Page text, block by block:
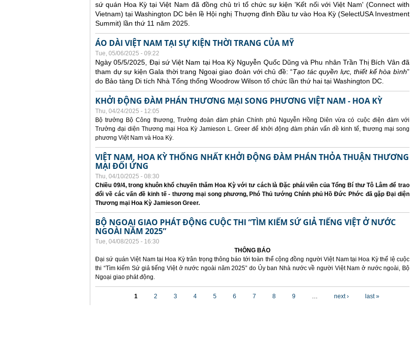
sứ quán Hoa Kỳ tại Việt Nam đã đồng chủ trì tổ chức sự kiện 'Kết nối với Việt Nam' (Connect with
Vietnam) tại Washington DC bên lề Hội nghị Thượng đỉnh Đầu tư vào Hoa Kỳ (SelectUSA Investment
Summit) lần thứ 11 năm 2025.
ÁO DÀI VIỆT NAM TẠI SỰ KIỆN THỜI TRANG CỦA MỸ
Tue, 05/06/2025 - 09:22
Ngày 05/5/2025, Đại sứ Việt Nam tại Hoa Kỳ Nguyễn Quốc Dũng và Phu nhân Trần Thị Bích Vân đã
tham dự sự kiện Gala thời trang Ngoại giao đoàn với chủ đề: “Tạo tác quyền lực, thiết kế hòa bình”
do Bảo tàng Di tích Nhà Tổng thống Woodrow Wilson tổ chức lần thứ hai tại Washington DC.
KHỞI ĐỘNG ĐÀM PHÁN THƯƠNG MẠI SONG PHƯƠNG VIỆT NAM - HOA KỲ
Thu, 04/24/2025 - 12:05
Bộ trưởng Bộ Công thương, Trưởng đoàn đàm phán Chính phủ Nguyễn Hồng Diên vừa có cuộc điện đàm với
Trưởng đại diện Thương mại Hoa Kỳ Jamieson L. Greer để khởi động đàm phán vấn đề kinh tế, thương mại song
phương Việt Nam và Hoa Kỳ.
VIỆT NAM, HOA KỲ THỐNG NHẤT KHỞI ĐỘNG ĐÀM PHÁN THỎA THUẬN THƯƠNG
MẠI ĐỐI ỨNG
Thu, 04/10/2025 - 08:30
Chiều 09/4, trong khuôn khổ chuyến thăm Hoa Kỳ với tư cách là Đặc phái viên của Tổng Bí thư Tô Lâm để trao
đổi về các vấn đề kinh tế - thương mại song phương, Phó Thủ tướng Chính phủ Hồ Đức Phớc đã gặp Đại diện
Thương mại Hoa Kỳ Jamieson Greer.
BỘ NGOẠI GIAO PHÁT ĐỘNG CUỘC THI “TÌM KIẾM SỨ GIẢ TIẾNG VIỆT Ở NƯỚC
NGOÀI NĂM 2025”
Tue, 04/08/2025 - 16:30
THÔNG BÁO
Đại sứ quán Việt Nam tại Hoa Kỳ trân trọng thông báo tới toàn thể cộng đồng người Việt Nam tại Hoa Kỳ thể lệ cuộc
thi “Tìm kiếm Sứ giả tiếng Việt ở nước ngoài năm 2025” do Ủy ban Nhà nước về người Việt Nam ở nước ngoài, Bộ
Ngoại giao phát động.
1 2 3 4 5 6 7 8 9 … next › last »